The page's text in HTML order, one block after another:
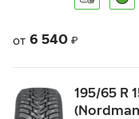
от 6 540 ₽
195/65 R